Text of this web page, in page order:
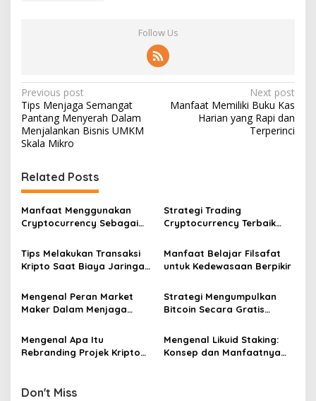
Follow Us
Post
navigation
Previous post
Tips Menjaga Semangat
Pantang Menyerah Dalam
Menjalankan Bisnis UMKM
Skala Mikro
Next post
Manfaat Memiliki Buku Kas
Harian yang Rapi dan
Terperinci
Related Posts
Manfaat Menggunakan
Cryptocurrency Sebagai
Era Ekonomi Baru
Strategi Trading
Cryptocurrency Terbaik
Enam Mendatang
Tips Melakukan Transaksi
Kripto Saat Biaya Jaringan
Manfaat Belajar Filsafat
untuk Kedewasaan Berpikir
Mengenal Peran Market
Maker Dalam Menjaga
Kripto
Strategi Mengumpulkan
Bitcoin Secara Gratis
Faucet Terpercaya
Sekarang
Mengenal Apa Itu
Rebranding Projek Kripto
Mengenal Likuid Staking:
Konsep dan Manfaatnya
Don't Miss